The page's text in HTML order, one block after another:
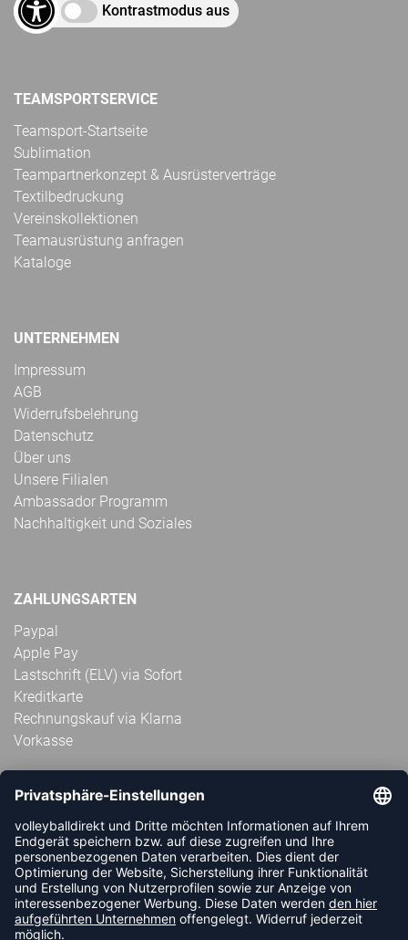
Kontrastmodus aus
TEAMSPORTSERVICE
Teamsport-Startseite
Sublimation
Teampartnerkonzept & Ausrüsterverträge
Textilbedruckung
Vereinskollektionen
Teamausrüstung anfragen
Kataloge
UNTERNEHMEN
Impressum
AGB
Widerrufsbelehrung
Datenschutz
Über uns
Unsere Filialen
Ambassador Programm
Nachhaltigkeit und Soziales
ZAHLUNGSARTEN
Paypal
Apple Pay
Lastschrift (ELV) via Sofort
Kreditkarte
Rechnungskauf via Klarna
Vorkasse
ABONNIERE JETZT DEN KOSTENLOSEN
VOLLEYBALLDIREKT-NEWSLETTER UND VERPASSE KEINE
NEUIGKEIT ODER AKTION MEHR.
JETZT ANMELDEN